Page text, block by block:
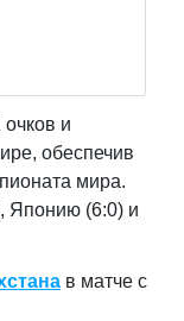
и
обеспечив
мира.
Японию (6:0) и
в матче с